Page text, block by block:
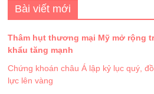
Bài viết mới
Thâm hụt thương mại Mỹ mở rộng
khẩu tăng mạnh
Chứng khoán châu Á lập kỷ lục quý,
lực lên vàng